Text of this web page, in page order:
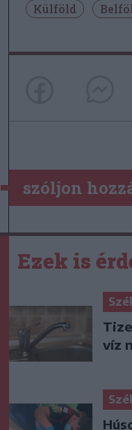
Külföld
szóljon
Ezek is
víz